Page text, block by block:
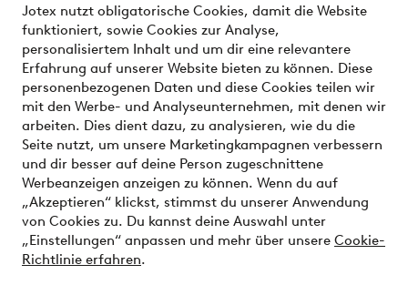
Jotex nutzt obligatorische Cookies, damit die Website
funktioniert, sowie Cookies zur Analyse,
personalisiertem Inhalt und um dir eine relevantere
Erfahrung auf unserer Website bieten zu können. Diese
personenbezogenen Daten und diese Cookies teilen wir
mit den Werbe- und Analyseunternehmen, mit denen wir
arbeiten. Dies dient dazu, zu analysieren, wie du die
Seite nutzt, um unsere Marketingkampagnen verbessern
und dir besser auf deine Person zugeschnittene
Werbeanzeigen anzeigen zu können. Wenn du auf
„Akzeptieren“ klickst, stimmst du unserer Anwendung
von Cookies zu. Du kannst deine Auswahl unter
„Einstellungen“ anpassen und mehr über unsere Cookie-
Richtlinie erfahren.
Bedingungen
Sichere Zahlungen - Jetzt bezahlen oder aufteilen
Möchtest du mehr über unsere
Zahlungsmöglichkeitenerfahren?